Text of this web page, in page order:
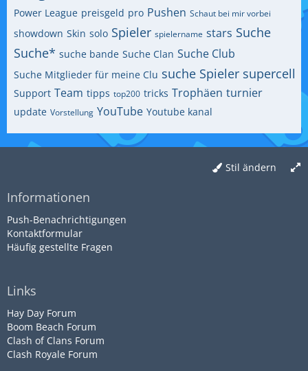
Power League preisgeld pro Pushen Schaut bei mir vorbei
showdown Skin solo Spieler spielername stars Suche
Suche* suche bande Suche Clan Suche Club
Suche Mitglieder für meine Clu suche Spieler supercell
Support Team tipps top200 tricks Trophäen turnier
update Vorstellung YouTube Youtube kanal
Stil ändern
Informationen
Push-Benachrichtigungen
Kontaktformular
Häufig gestellte Fragen
Links
Hay Day Forum
Boom Beach Forum
Clash of Clans Forum
Clash Royale Forum